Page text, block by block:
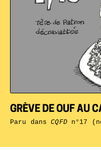
GRÈVE DE OUF AU
Paru dansCQFDn°17